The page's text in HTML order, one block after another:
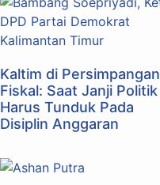
Kaltim di Persimpangan
Fiskal: Saat Janji Politik
Harus Tunduk Pada
Disiplin Anggaran